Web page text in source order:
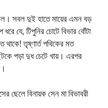
সবল দুই হাতে মায়ের এমন বড়
যে, টিপুনির চোটে বিভার বোঁটা
থাকে! তৃষ্ণার্ত পথিকের মত
পড়া দুধ চেটে খায়। এরপর
ছেলে বিনায়ক সেন মা বিভাবরী